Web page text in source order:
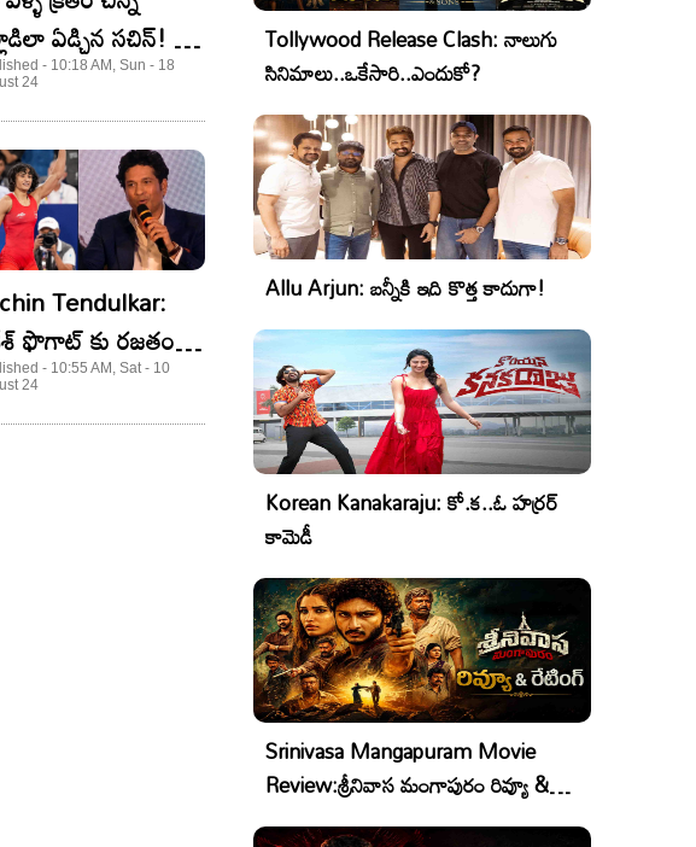
ఏడ్చిన సచిన్! ఆ
బయటకి
- 10:18 AM, Sun - 18
24
Tendulkar:
ఫొగాట్ కు రజతం
సచిన్ టెండుల్కర్
- 10:55 AM, Sat - 10
24
Tollywood Release Clash: నాలుగు
సినిమాలు..ఒకేసారి..ఎందుకో?
Allu Arjun: బన్నీకి ఇది కొత్త కాదుగా!
Korean Kanakaraju: కో.క..ఓ హర్రర్
కామెడీ
Srinivasa Mangapuram Movie
Review:శ్రీనివాస మంగాపురం రివ్యూ &
రేటింగ్